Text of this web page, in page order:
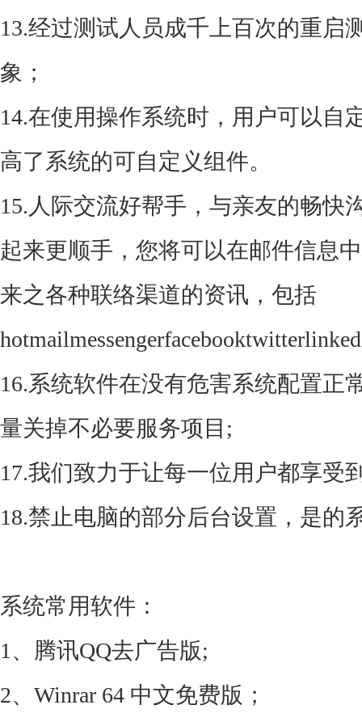
13.经过测试人员成千上百次的重启
象；
14.在使用操作系统时，用户可以自
高了系统的可自定义组件。
15.人际交流好帮手，与亲友的畅快
起来更顺手，您将可以在邮件信息
来之各种联络渠道的资讯，包括
16.系统软件在没有危害系统配置正
量关掉不必要服务项目;
17.我们致力于让每一位用户都享受
18.禁止电脑的部分后台设置，是的
系统常用软件：
1、腾讯QQ去广告版;
2、Winrar 64 中文免费版；